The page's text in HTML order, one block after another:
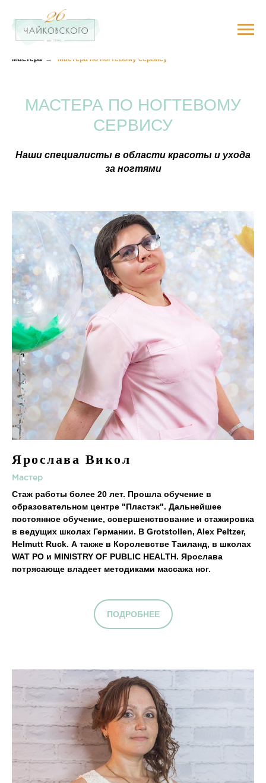
Мастера → Мастера по ногтевому сервису
МАСТЕРА ПО НОГТЕВОМУ
СЕРВИСУ
Наши специалисты в области красоты и ухода
за ногтями
Ярослава Викол
Мастер
Стаж работы более 20 лет. Прошла обучение в
образовательном центре "Пластэк". Дальнейшее
постоянное обучение, совершенствование и стажировка
в ведущих школах Германии. В Grotstollen, Alex Peltzer,
Helmutt Ruck. А также в Королевстве Таиланд, в школах
WAT PO и MINISTRY OF PUBLIC HEALTH. Ярослава
потрясающе владеет методиками массажа ног.
ПОДРОБНЕЕ